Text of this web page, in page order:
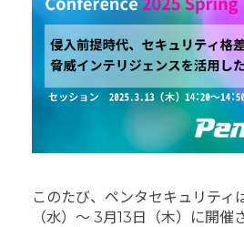
このたび、ペンタセキュリティ
（水）～ 3月13日（木）に開催